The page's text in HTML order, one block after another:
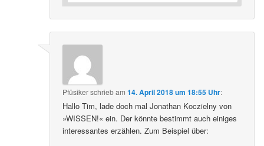
Pfüsikerschriebam14. April 2018 um 18:55 Uhr:
Hallo Tim, lade doch mal Jonathan Koczielny von
»WISSEN!« ein. Der könnte bestimmt auch einiges
interessantes erzählen. Zum Beispiel über: